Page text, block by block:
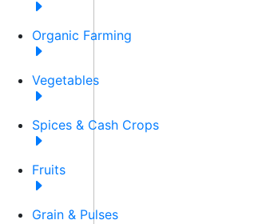
Organic Farming
Vegetables
Spices & Cash Crops
Fruits
Grain & Pulses